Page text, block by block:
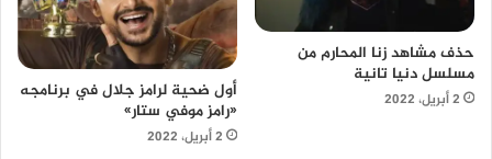
حذف مشاهد زنا المحارم من
مسلسل دنيا تانية
2 أبريل، 2022
أول ضحية لرامز جلال في برنامجه
«رامز موفي ستار»
2 أبريل، 2022